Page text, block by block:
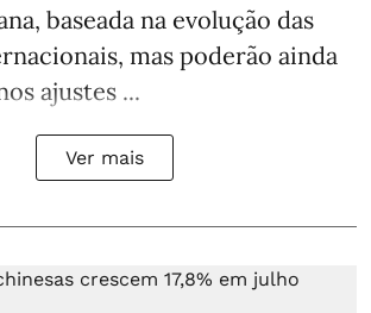
baseada na evolução das
mas poderão ainda
ajustes ...
Ver mais